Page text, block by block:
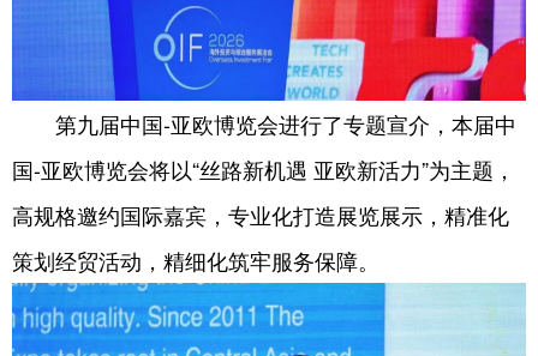
第九届中国-亚欧博览会进行了专题宣介，本届中
国-亚欧博览会将以“丝路新机遇 亚欧新活力”为主题，
高规格邀约国际嘉宾，专业化打造展览展示，精准化
策划经贸活动，精细化筑牢服务保障。